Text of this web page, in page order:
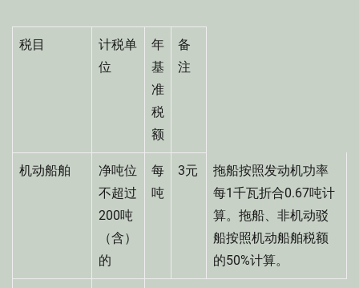
税目
计税单
位
年
基
准
税
额
备
注
机动船舶
净吨位
不超过
200吨
（含）
的
每
吨
3元
拖船按照发动机功率
每1千瓦折合0.67吨计
算。拖船、非机动驳
船按照机动船舶税额
的50%计算。